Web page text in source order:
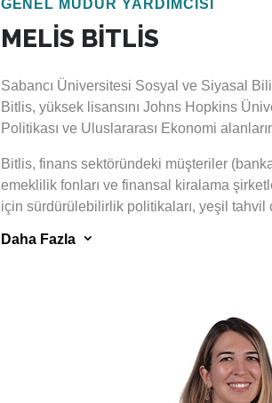
GENEL MÜDÜR YARDIMCISI
MELİS BİTLİS
Sabancı Üniversitesi Sosyal ve Siyasal
Bitlis, yüksek lisansını Johns Hopkins
Politikası ve Uluslararası Ekonomi
Bitlis, finans sektöründeki müşteriler
emeklilik fonları ve finansal kiralama
için sürdürülebilirlik politikaları, yeşil tahvil
finansman ve iklim değişikliği hizmetlerine
finansman raporları hazırlama
profesyonelleri için bu konularda eğitim
Bitlis’in enerji verimliliği, çevresel ve
Daha Fazla 3